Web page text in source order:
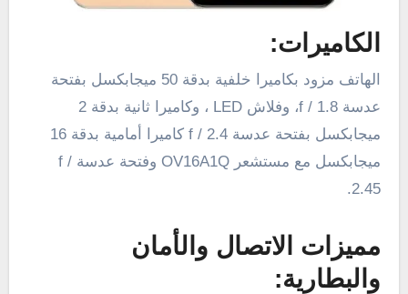
الكاميرات:
الهاتف مزود بكاميرا خلفية بدقة 50 ميجابكسل بفتحة
عدسة f / 1.8، وفلاش LED ، وكاميرا ثانية بدقة 2
ميجابكسل بفتحة عدسة f / 2.4 كاميرا أمامية بدقة 16
ميجابكسل مع مستشعر OV16A1Q وفتحة عدسة f /
2.45.
مميزات الاتصال والأمان
والبطارية: